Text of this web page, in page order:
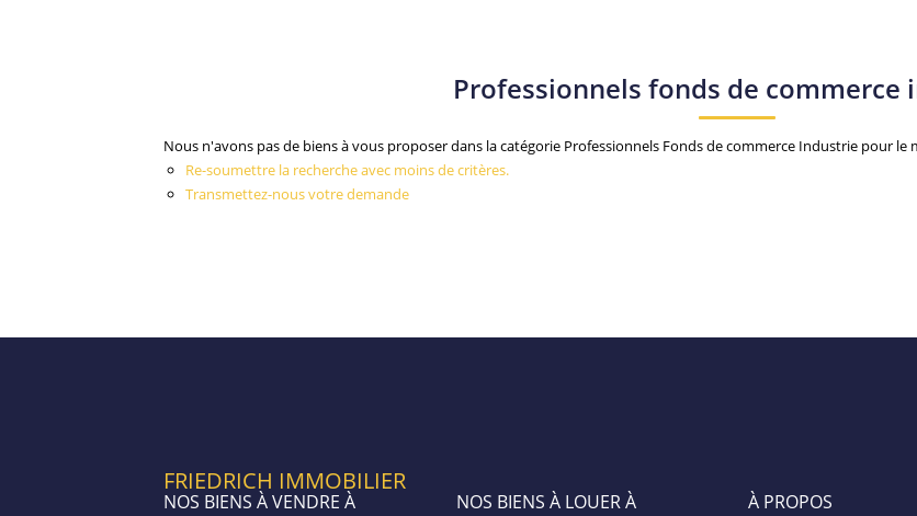
Professionnels fonds de commerce
Nous n'avons pas de biens à vous proposer dans la catégorie Professionnels Fonds de commerce Industrie pour
Re-soumettre la recherche avec moins de critères.
Transmettez-nous votre demande
FRIEDRICH IMMOBILIER
NOS BIENS À VENDRE À NOS BIENS À LOUER À À PROPOS